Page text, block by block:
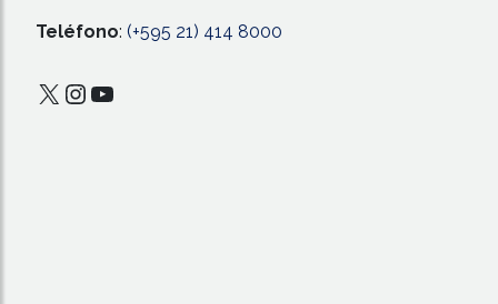
Teléfono: (+595 21) 414 8000
X Instagram
YouTube